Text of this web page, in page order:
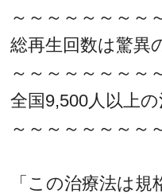
～～～～～～～～
総再生回数は驚異
～～～～～～～～
全国9,500人以上
～～～～～～～～
「この治療法は規